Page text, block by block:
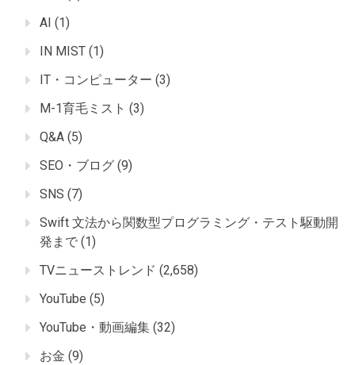
AI (1)
IN MIST (1)
IT・コンピューター (3)
M-1育毛ミスト (3)
Q&A (5)
SEO・ブログ (9)
SNS (7)
Swift 文法から関数型プログラミング・テスト駆動開
発まで (1)
TVニューストレンド (2,658)
YouTube (5)
YouTube・動画編集 (32)
お金 (9)